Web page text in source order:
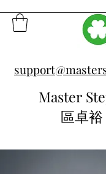
Master
區卓